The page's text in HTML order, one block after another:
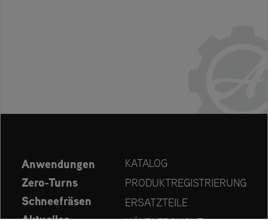
Anwendungen
Zero-Turns
Schneefräsen
KATALOG
PRODUKTREGISTRIERUNG
ERSATZTEILE